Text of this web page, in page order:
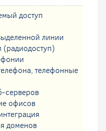
доступ
линии
(радиодоступ)
телефонные
серверов
офисов
доменов